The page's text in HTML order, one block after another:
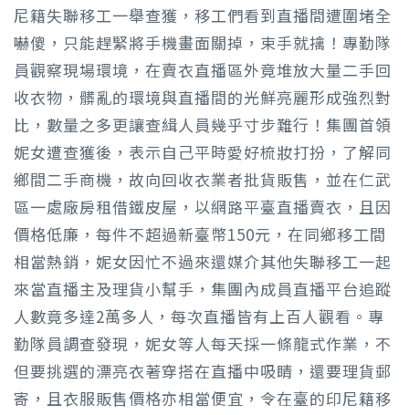
尼籍失聯移工一舉查獲，移工們看到直播間遭圍堵全
嚇傻，只能趕緊將手機畫面關掉，束手就擒！專勤隊
員觀察現場環境，在賣衣直播區外竟堆放大量二手回
收衣物，髒亂的環境與直播間的光鮮亮麗形成強烈對
比，數量之多更讓查緝人員幾乎寸步難行！集團首領
妮女遭查獲後，表示自己平時愛好梳妝打扮，了解同
鄉間二手商機，故向回收衣業者批貨販售，並在仁武
區一處廠房租借鐵皮屋，以網路平臺直播賣衣，且因
價格低廉，每件不超過新臺幣150元，在同鄉移工間
相當熱銷，妮女因忙不過來還媒介其他失聯移工一起
來當直播主及理貨小幫手，集團內成員直播平台追蹤
人數竟多達2萬多人，每次直播皆有上百人觀看。專
勤隊員調查發現，妮女等人每天採一條龍式作業，不
但要挑選的漂亮衣著穿搭在直播中吸睛，還要理貨郵
寄，且衣服販售價格亦相當便宜，令在臺的印尼籍移